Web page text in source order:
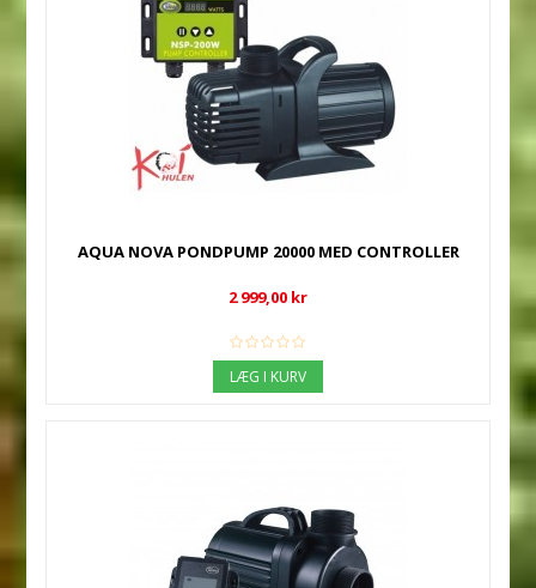
AQUA NOVA PONDPUMP 20000 MED CONTROLLER
2 999,00 kr
LÆG I KURV